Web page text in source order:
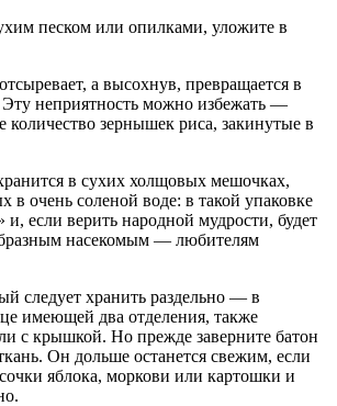
песком или опилками, уложите в
а высохнув, превращается в
неприятность можно избежать —
количество зернышек риса, закинутые в
в сухих холщовых мешочках,
в очень соленой воде: в такой упаковке
и, если верить народной мудрости, будет
насекомым — любителям
следует хранить раздельно — в
имеющей два отделения, также
с крышкой. Но прежде заверните батон
Он дольше останется свежим, если
яблока, моркови или картошки и